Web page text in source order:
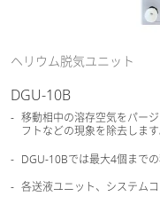
ヘリウム脱気ユニット
DGU-10B
移動相中の溶存空気をパー
フトなどの現象を除去します
DGU-10Bでは最大4個まで
各送液ユニット、システム